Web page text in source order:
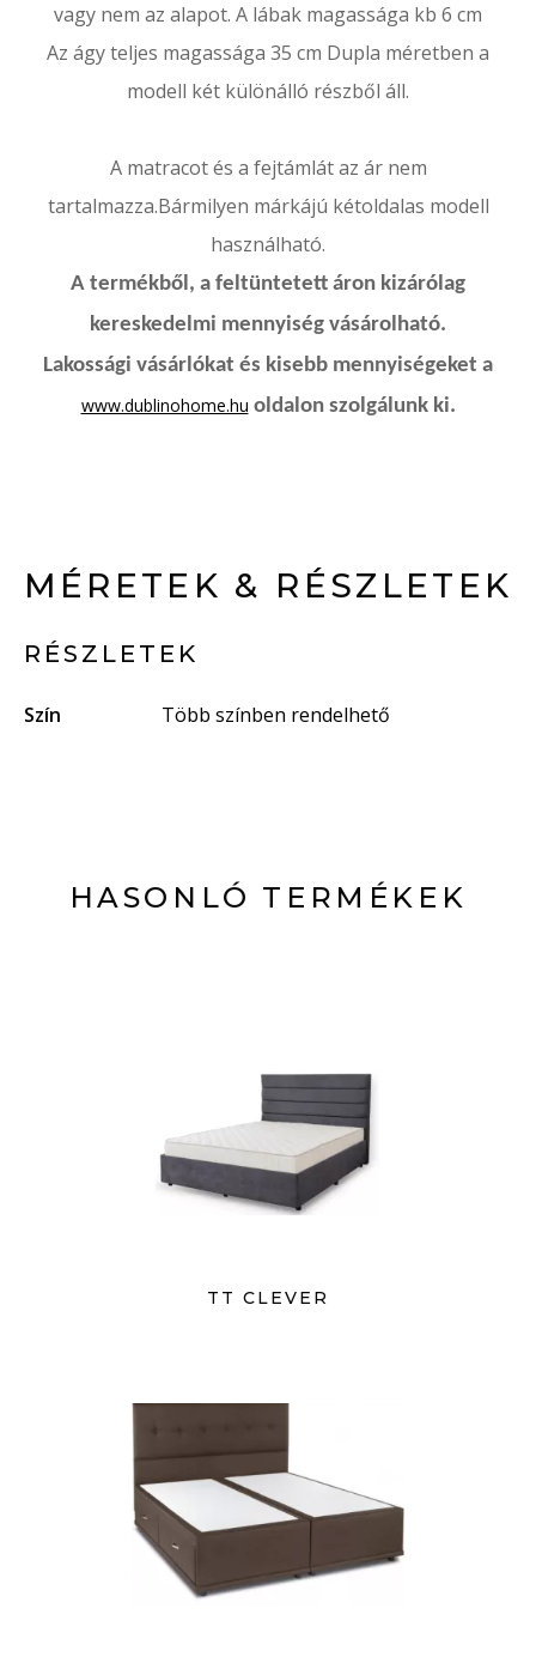
vagy nem az alapot. A lábak magassága kb 6 cm
Az ágy teljes magassága 35 cm Dupla méretben a
modell két különálló részből áll.
A matracot és a fejtámlát az ár nem
tartalmazza.Bármilyen márkájú kétoldalas modell
használható.
A termékből, a feltüntetett áron kizárólag
kereskedelmi mennyiség vásárolható.
Lakossági vásárlókat és kisebb mennyiségeket a
www.dublinohome.hu oldalon szolgálunk ki.
MÉRETEK & RÉSZLETEK
RÉSZLETEK
Szín Több színben rendelhető
HASONLÓ TERMÉKEK
TT CLEVER